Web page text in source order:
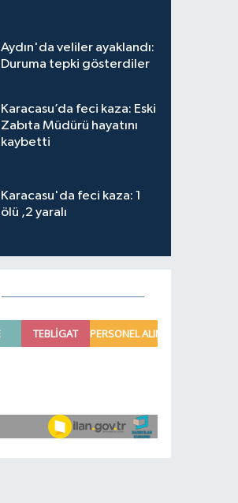
Aydın'da veliler ayaklandı:
Duruma tepki gösterdiler
Karacasu’da feci kaza: Eski
Zabıta Müdürü hayatını
kaybetti
Karacasu'da feci kaza: 1
ölü ,2 yaralı